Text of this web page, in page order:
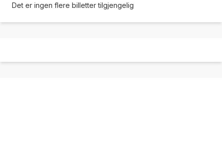
Det er ingen flere billetter tilgjengelig